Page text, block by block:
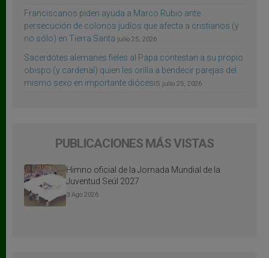
Franciscanos piden ayuda a Marco Rubio ante
persecución de colonos judíos que afecta a cristianos (y
no sólo) en Tierra Santa julio 25, 2026
Sacerdotes alemanes fieles al Papa contestan a su propio
obispo (y cardenal) quien les orilla a bendecir parejas del
mismo sexo en importante diócesis julio 25, 2026
PUBLICACIONES MÁS VISTAS
Himno oficial de la Jornada Mundial de la
Juventud Seúl 2027
3 Ago 2026